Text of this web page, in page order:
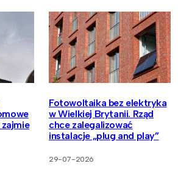
Fotowoltaika bez elektryka
w Wielkiej Brytanii. Rząd
chce zalegalizować
instalacje „plug and play”
29-07-2026